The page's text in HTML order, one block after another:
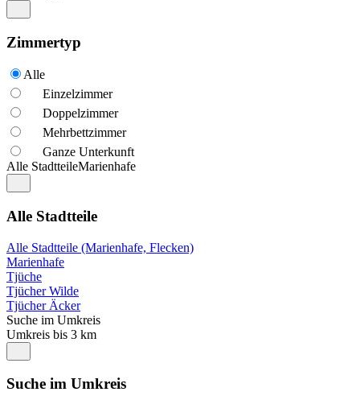
Zimmertyp
Alle
Einzelzimmer
Doppelzimmer
Mehrbettzimmer
Ganze Unterkunft
Alle StadtteileMarienhafe
Alle Stadtteile
Alle Stadtteile (Marienhafe, Flecken)
Marienhafe
Tjüche
Tjücher Wilde
Tjücher Äcker
Suche im Umkreis
Umkreis bis 3 km
Suche im Umkreis